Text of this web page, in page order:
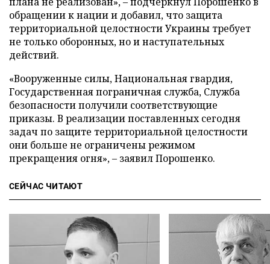
обращении к нации и добавил, что защита
территориальной целостности Украины требует
не только оборонных, но и наступательных
действий.
«Вооруженные силы, Национальная гвардия,
Государственная пограничная служба, Служба
безопасности получили соответствующие
приказы. В реализации поставленных сегодня
задач по защите территориальной целостности
они больше не ограничены режимом
прекращения огня», – заявил Порошенко.
СЕЙЧАС ЧИТАЮТ